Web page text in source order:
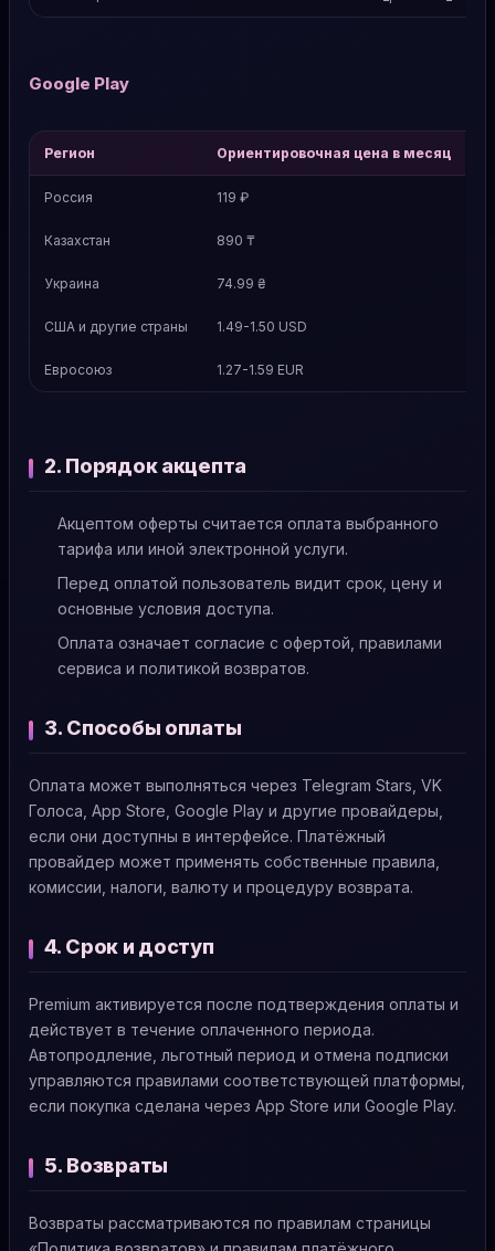
Google Play
Регион Ориентировочная цена в месяц
Россия 119 ₽
Казахстан 890 ₸
Украина 74.99 ₴
США и другие страны 1.49-1.50 USD
Евросоюз 1.27-1.59 EUR
2. Порядок акцепта
Акцептом оферты считается оплата выбранного
тарифа или иной электронной услуги.
Перед оплатой пользователь видит срок, цену и
основные условия доступа.
Оплата означает согласие с офертой, правилами
сервиса и политикой возвратов.
3. Способы оплаты
Оплата может выполняться через Telegram Stars, VK
Голоса, App Store, Google Play и другие провайдеры,
если они доступны в интерфейсе. Платёжный
провайдер может применять собственные правила,
комиссии, налоги, валюту и процедуру возврата.
4. Срок и доступ
Premium активируется после подтверждения оплаты и
действует в течение оплаченного периода.
Автопродление, льготный период и отмена подписки
управляются правилами соответствующей платформы,
если покупка сделана через App Store или Google Play.
5. Возвраты
Возвраты рассматриваются по правилам страницы